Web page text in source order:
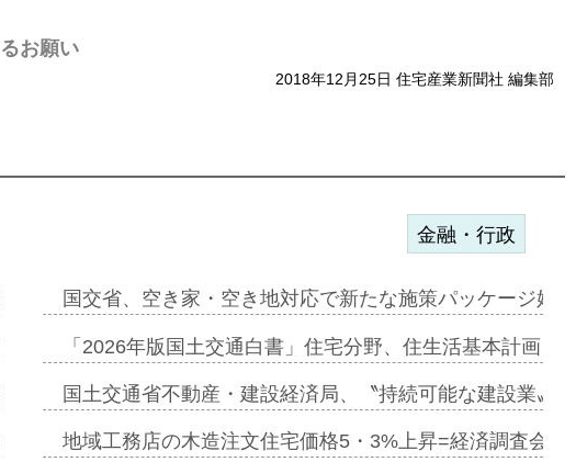
お願い
2018年12月25日 住宅産業新聞社 編集部
援=スポンサー契約…
クターに起用…
品=「ファミーレキ…
す=年内にも城南エ…
金融・行政
国交省、空き家・空き地対応で新たな施策パッケージ始
「2026年版国土交通白書」住宅分野、住生活基本計画
国土交通省不動産・建設経済局、〝持続可能な建設業〟
地域工務店の木造注文住宅価格5・3%上昇=経済調査会